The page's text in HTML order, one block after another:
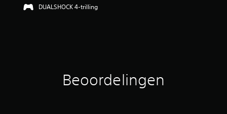
DUALSHOCK 4-trilling
Beoordelingen